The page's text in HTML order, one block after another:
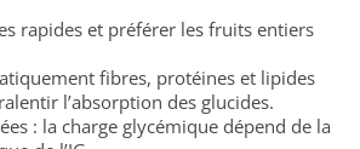
rapides et préférer les fruits entiers
fibres, protéines et lipides
l’absorption des glucides.
: la charge glycémique dépend de la